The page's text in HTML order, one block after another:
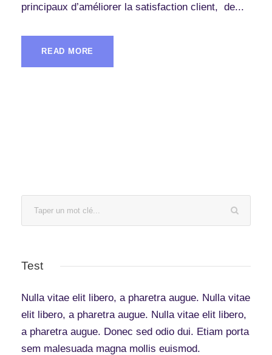
principaux d’améliorer la satisfaction client, de...
READ MORE
Test
Nulla vitae elit libero, a pharetra augue. Nulla vitae
elit libero, a pharetra augue. Nulla vitae elit libero,
a pharetra augue. Donec sed odio dui. Etiam porta
sem malesuada magna mollis euismod.